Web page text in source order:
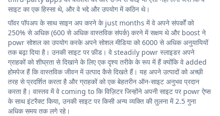
साइट का एक हिस्सा थे, और वे भद्दे और उपयोग में कठिन थे।
पॉवर पॉपअप के साथ साइन अप करने के just months में वे अपने संपर्कों को
250% से अधिक (600 से अधिक वास्तविक संपर्क) करने में सक्षम थे और boost ने
powr सोशल का उपयोग करके अपने सोशल मीडिया को 6000 से अधिक अनुयायियों
तक बढ़ा दिया है। उनकी साइट पर फ़ीड। वे steadily powr स्लाइडर अपने
ग्राहकों को शीघ्रता से दिखाने के लिए एक दृश्य तरीके के रूप में हैं क्योंकि वे added
होमपेज हैं कि वास्तविक जीवन में उत्पाद कैसे दिखते हैं। यह अपने उत्पादों को अच्छी
तरह से प्रदर्शित करता है और ग्राहकों को एक बेहतरीन ऑन-साइट अनुभव प्रदान
करता है। वास्तव में वे coming to कि विज़िटर जिन्होंने अपनी साइट पर powr ऐप्स
के साथ इंटरैक्ट किया, उनकी साइट पर किसी अन्य व्यक्ति की तुलना में 2.5 गुना
अधिक समय तक लगे रहे।